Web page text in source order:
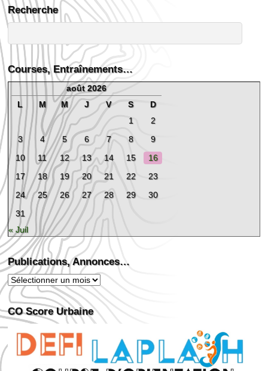
Recherche
Courses, Entraînements…
août 2026
L
M M J V S
D
1
2
3
4 5 6 7 8
9
10
11 12 13 14 15
16
17
18 19 20 21 22
23
24
25 26 27 28 29
30
31
« Juil
Publications, Annonces…
Publications,
Annonces…
CO Score Urbaine